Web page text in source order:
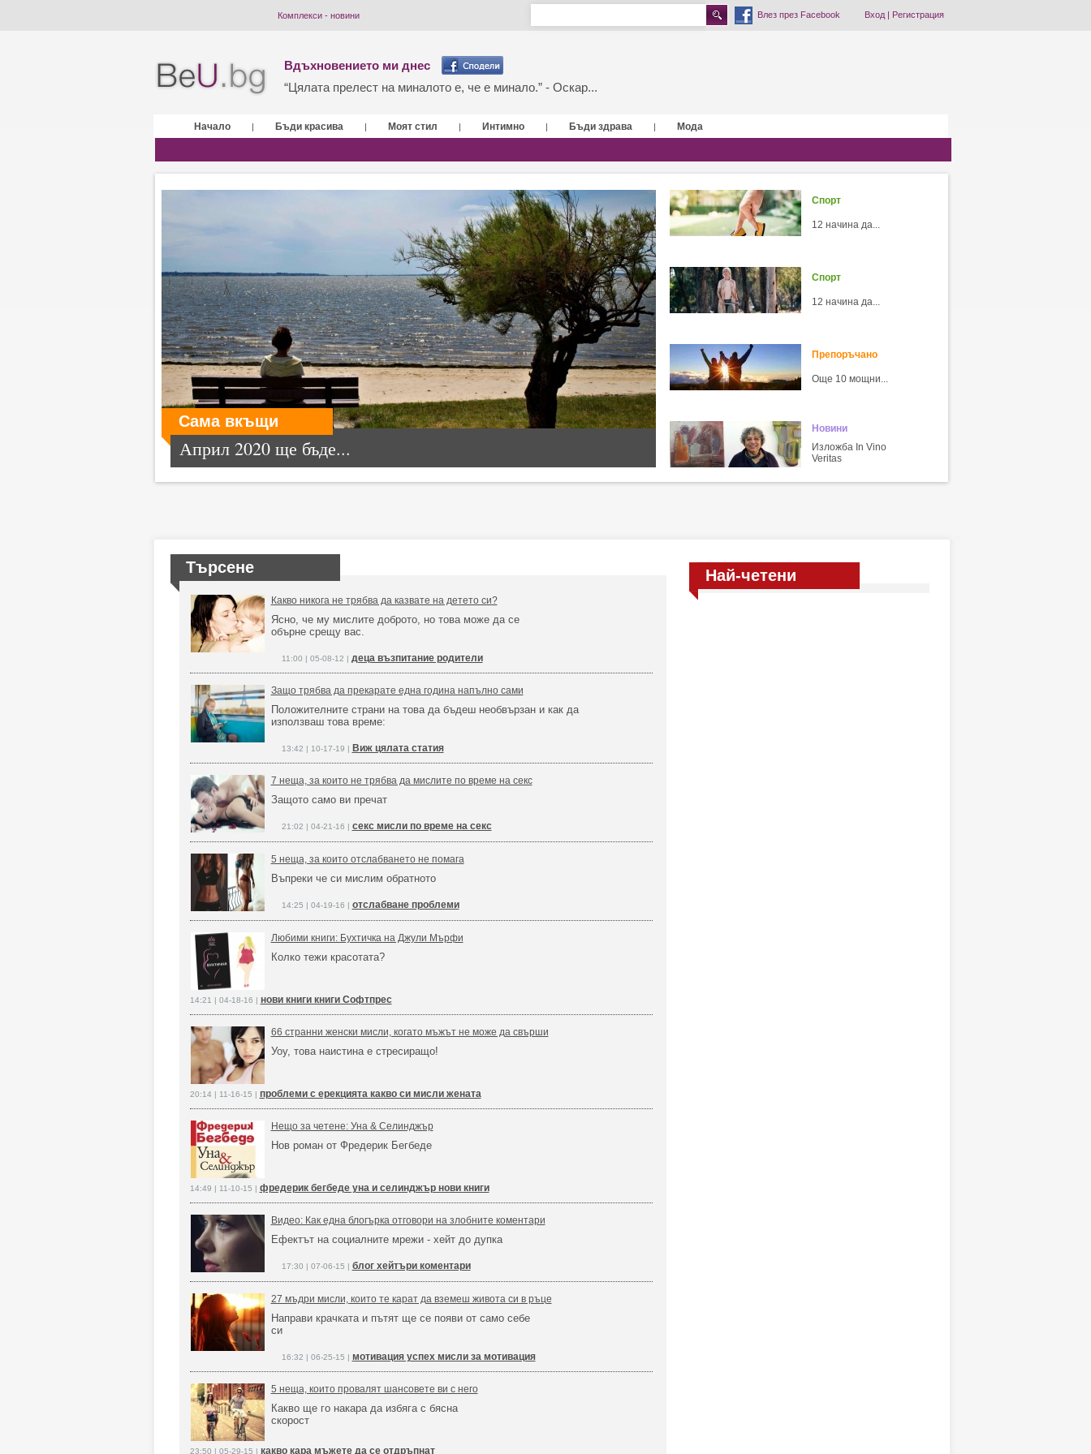
Комплекси - новини Влез през Facebook Вход| Регистрация
Вдъхновението ми днес
“Цялата прелест на миналото е, че е минало.” - Оскар...
Начало | Бъди красива | Моят стил | Интимно | Бъди здрава | Мода
Сама вкъщи
Април 2020 ще бъде...
Спорт
12 начина да...
Спорт
12 начина да...
Препоръчано
Още 10 мощни...
Новини
Изложба In Vino
Veritas
Търсене
Какво никога не трябва да казвате на детето си?
Ясно, че му мислите доброто, но това може да се
обърне срещу вас.
11:00 | 05-08-12 | деца възпитание родители
Защо трябва да прекарате една година напълно сами
Положителните страни на това да бъдеш необвързан и как да
използваш това време:
13:42 | 10-17-19 | Виж цялата статия
7 неща, за които не трябва да мислите по време на секс
Защото само ви пречат
21:02 | 04-21-16 | секс мисли по време на секс
5 неща, за които отслабването не помага
Въпреки че си мислим обратното
14:25 | 04-19-16 | отслабване проблеми
Любими книги: Бухтичка на Джули Мърфи
Колко тежи красотата?
14:21 | 04-18-16 | нови книги книги Софтпрес
66 странни женски мисли, когато мъжът не може да свърши
Уоу, това наистина е стресиращо!
20:14 | 11-16-15 | проблеми с ерекцията какво си мисли жената
Нещо за четене: Уна & Селинджър
Нов роман от Фредерик Бегбеде
14:49 | 11-10-15 | фредерик бегбеде уна и селинджър нови книги
Видео: Как една блогърка отговори на злобните коментари
Ефектът на социалните мрежи - хейт до дупка
17:30 | 07-06-15 | блог хейтъри коментари
27 мъдри мисли, които те карат да вземеш живота си в ръце
Направи крачката и пътят ще се появи от само себе
си
16:32 | 06-25-15 | мотивация успех мисли за мотивация
5 неща, които провалят шансовете ви с него
Какво ще го накара да избяга с бясна
скорост
23:50 | 05-29-15 | какво кара мъжете да се отдръпнат
Най-четени